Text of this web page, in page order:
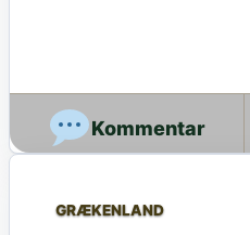
GRÆKENLAND